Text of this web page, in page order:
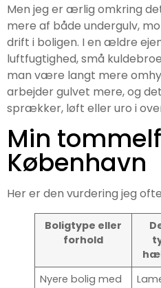
Men jeg er ærlig omkring
mere af både undergulv,
drift i boligen. I en ældre
luftfugtighed, små
man være langt mere
arbejder gulvet mere, og
sprækker, løft eller uro i
Min
København
Her er den vurdering jeg
Boligtype eller
forhold
Nyere bolig med